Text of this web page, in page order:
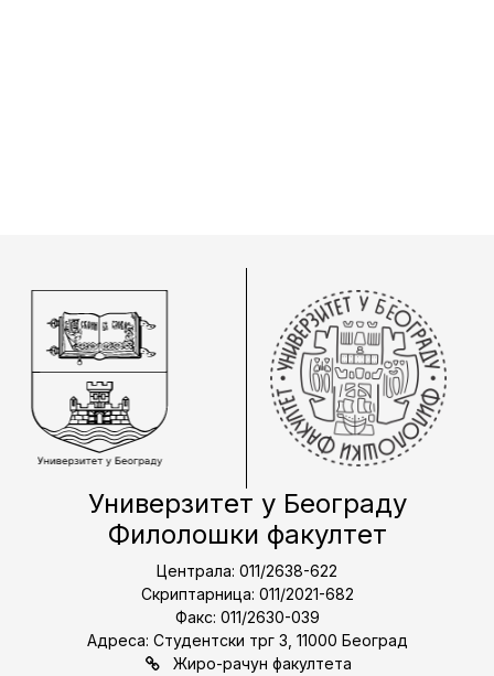
Универзитет у Београду
Филолошки факултет
Централа: 011/2638-622
Скриптарница: 011/2021-682
Факс: 011/2630-039
Адреса: Студентски трг 3, 11000 Београд
Жиро-рачун факултета